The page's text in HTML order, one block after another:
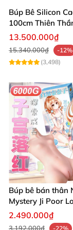
Tách đùi:
Xương ngón
Chức năng
Búp Bê Silicon
100cm Thiên
13.500.000₫
15.340.000₫
-12%
(3,498)
Búp bê bán thân
Mystery Ji Poor
6kg
2.490.000₫
3.192.000₫ -22%